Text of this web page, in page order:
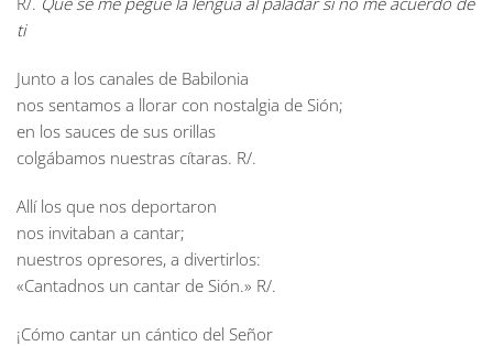
ti
Junto a los canales de Babilonia
nos sentamos a llorar con nostalgia de Sión;
en los sauces de sus orillas
colgábamos nuestras cítaras. R/.
Allí los que nos deportaron
nos invitaban a cantar;
nuestros opresores, a divertirlos:
«Cantadnos un cantar de Sión.» R/.
¡Cómo cantar un cántico del Señor